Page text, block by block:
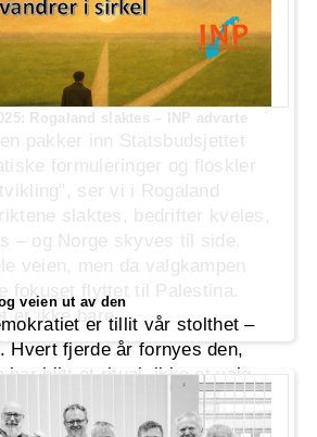
Rogaland slaktes – INP advarte
pakker inn Statsbudsjettet
formuleringer og floskler
ser vi i Rogaland
slaktes, bedrifter kveles,
– og Norge skyves til side.
veien, men da valgkampen
fokuset flyttet til Palestina.
er ikke bare
veien ut av den
er tillit vår stolthet –
Hvert fjerde år fornyes den,
har blitt et ritual, ikke et valg.
henvender seg til velgerne
men gamle brudd får sjelden